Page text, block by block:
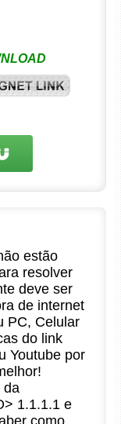
estão
resolver
deve ser
de internet
PC, Celular
do link
Youtube por
da
1.1.1.1 e